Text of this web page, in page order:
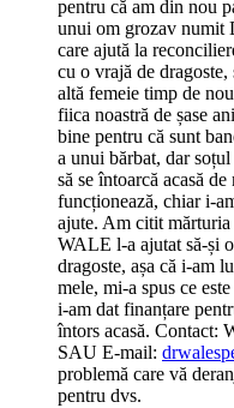
pentru că am din nou
unui om grozav numit
care ajută la
cu o vrajă de dragoste,
altă femeie timp de
fiica noastră de șase
bine pentru că sunt
a unui bărbat, dar
să se întoarcă acasă
funcționează, chiar i-
ajute. Am citit mărturia
WALE l-a ajutat să-și
dragoste, așa că i-am
mele, mi-a spus ce
i-am dat finanțare
întors acasă. Contact:
SAU E-mail:
problemă care vă
pentru dvs.